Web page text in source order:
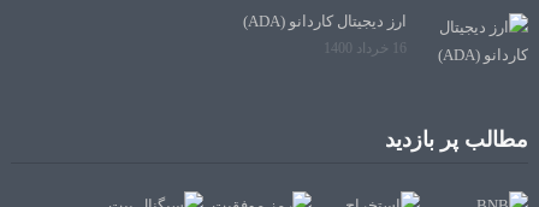
ارز دیجیتال کاردانو (ADA)
16 خرداد 1400
مطالب پر بازدید